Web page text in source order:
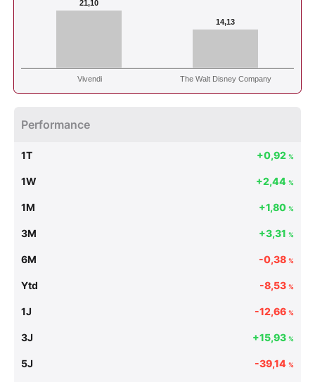
21,10
14,13
Vivendi The Walt Disney Company
Performance
1T +0,92 %
1W +2,44 %
1M +1,80 %
3M +3,31 %
6M -0,38 %
Ytd -8,53 %
1J -12,66 %
3J +15,93 %
5J -39,14 %